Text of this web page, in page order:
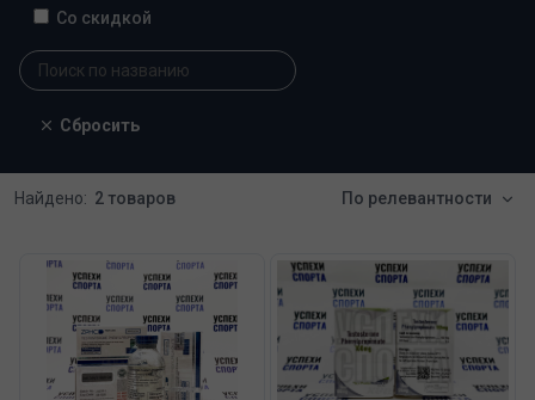
Со скидкой
Сбросить
Найдено: 2 товаров По релевантности